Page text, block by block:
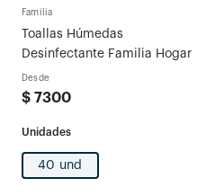
Familia
Toallas Húmedas
Desinfectante Familia Hogar
Desde
$ 7300
40 und